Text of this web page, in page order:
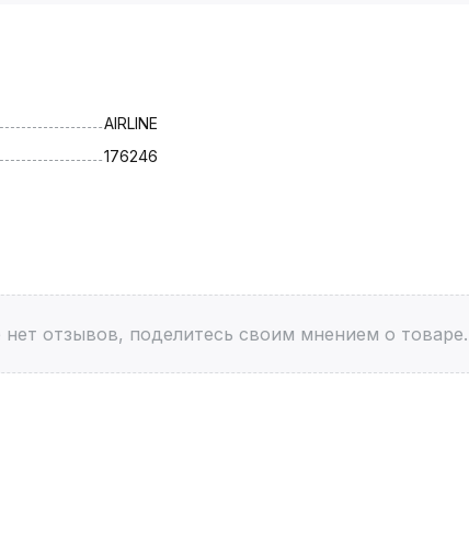
AIRLINE
176246
нет отзывов, поделитесь своим мнением о товаре.